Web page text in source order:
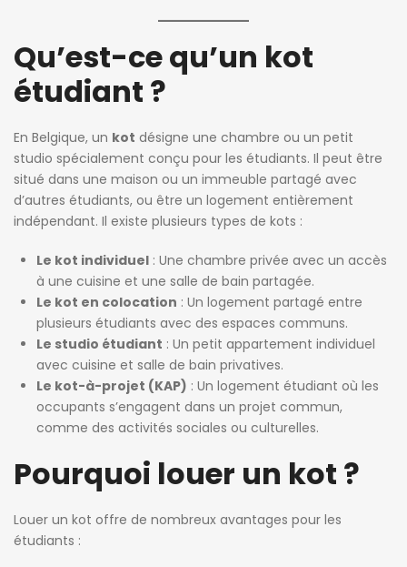
Qu’est-ce qu’un kot
étudiant ?
En Belgique, un kot désigne une chambre ou un petit
studio spécialement conçu pour les étudiants. Il peut être
situé dans une maison ou un immeuble partagé avec
d’autres étudiants, ou être un logement entièrement
indépendant. Il existe plusieurs types de kots :
Le kot individuel : Une chambre privée avec un accès
à une cuisine et une salle de bain partagée.
Le kot en colocation : Un logement partagé entre
plusieurs étudiants avec des espaces communs.
Le studio étudiant : Un petit appartement individuel
avec cuisine et salle de bain privatives.
Le kot-à-projet (KAP) : Un logement étudiant où les
occupants s’engagent dans un projet commun,
comme des activités sociales ou culturelles.
Pourquoi louer un kot ?
Louer un kot offre de nombreux avantages pour les
étudiants :